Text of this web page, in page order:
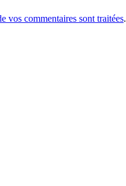
vos commentaires sont traitées.